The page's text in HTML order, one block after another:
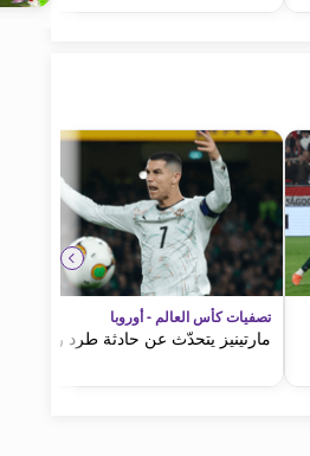
تصفيات كأس العالم - أوروبا
مارتينيز يتحدّث عن حادثة طرد رونالدو